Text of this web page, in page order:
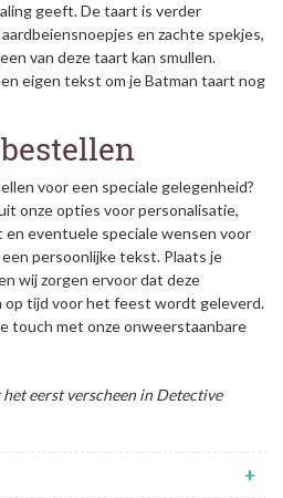
geeft. De taart is verder
en zachte spekjes,
van deze taart kan smullen.
eigen tekst om je Batman taart nog
voor een speciale gelegenheid?
onze opties voor personalisatie,
eventuele speciale wensen voor
persoonlijke tekst. Plaats je
wij zorgen ervoor dat deze
tijd voor het feest wordt geleverd.
touch met onze onweerstaanbare
+
eerst verscheen in Detective